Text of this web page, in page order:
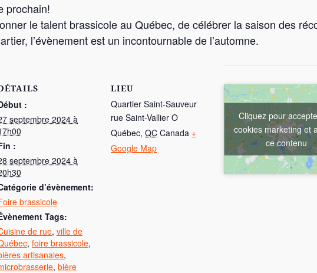
prochain!
le talent brassicole au Québec, de célébrer la saison des
l’évènement est un incontournable de l’automne.
:
septembre 2024 à
:
septembre 2024 à
catégorie d’évènement:
brassicole
Tags:
de rue, ville de
, foire brassicole,
artisanales,
, bière
LIEU
Quartier Saint-Sauveur
rue Saint-Vallier O
Québec, QC Canada +
Google Map
Cliquez pour
cookies marketing et
ce contenu